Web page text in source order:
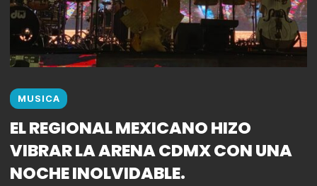
MUSICA
EL REGIONAL MEXICANO HIZO
VIBRAR LA ARENA CDMX CON UNA
NOCHE INOLVIDABLE.